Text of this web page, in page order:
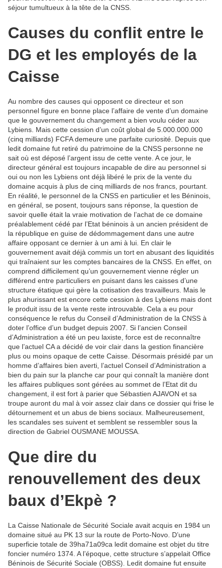
séjour tumultueux à la tête de la CNSS.
Causes du conflit entre le
DG et les employés de la
Caisse
Au nombre des causes qui opposent ce directeur et son
personnel figure en bonne place l’affaire de vente d’un domaine
que le gouvernement du changement a bien voulu céder aux
Lybiens. Mais cette cession d’un coût global de 5.000.000.000
(cinq milliards) FCFA demeure une parfaite curiosité. Depuis que
ledit domaine fut retiré du patrimoine de la CNSS personne ne
sait où est déposé l’argent issu de cette vente. A ce jour, le
directeur général est toujours incapable de dire au personnel si
oui ou non les Lybiens ont déjà libéré le prix de la vente du
domaine acquis à plus de cinq milliards de nos francs, pourtant.
En réalité, le personnel de la CNSS en particulier et les Béninois,
en général, se posent, toujours sans réponse, la question de
savoir quelle était la vraie motivation de l’achat de ce domaine
préalablement cédé par l’Etat béninois à un ancien président de
la république en guise de dédommagement dans une autre
affaire opposant ce dernier à un ami à lui. En clair le
gouvernement avait déjà commis un tort en abusant des liquidités
qui traînaient sur les comptes bancaires de la CNSS. En effet, on
comprend difficilement qu’un gouvernement vienne régler un
différend entre particuliers en puisant dans les caisses d’une
structure étatique qui gère la cotisation des travailleurs. Mais le
plus ahurissant est encore cette cession à des Lybiens mais dont
le produit issu de la vente reste introuvable. Cela a eu pour
conséquence le refus du Conseil d’Administration de la CNSS à
doter l’office d’un budget depuis 2007. Si l’ancien Conseil
d’Administration a été un peu laxiste, force est de reconnaître
que l’actuel CA a décidé de voir clair dans la gestion financière
plus ou moins opaque de cette Caisse. Désormais présidé par un
homme d’affaires bien averti, l’actuel Conseil d’Administration a
bien du pain sur la planche car pour qui connaît la manière dont
les affaires publiques sont gérées au sommet de l’Etat dit du
changement, il est fort à parier que Sébastien AJAVON et sa
troupe auront du mal à voir assez clair dans ce dossier qui frise le
détournement et un abus de biens sociaux. Malheureusement,
les scandales ses suivent et semblent se ressembler sous la
direction de Gabriel OUSMANE MOUSSA.
Que dire du
renouvellement des deux
baux d’Ekpè ?
La Caisse Nationale de Sécurité Sociale avait acquis en 1984 un
domaine situé au PK 13 sur la route de Porto-Novo. D’une
superficie totale de 39ha71a09ca ledit domaine est objet du titre
foncier numéro 1374. A l’époque, cette structure s’appelait Office
Béninois de Sécurité Sociale (OBSS). Ledit domaine fut ensuite